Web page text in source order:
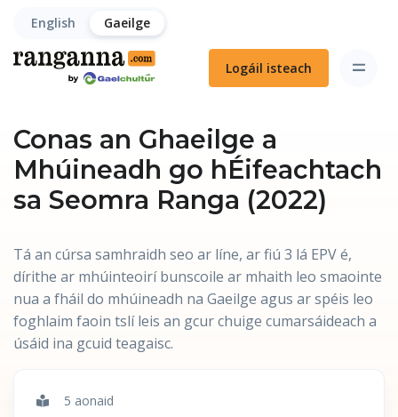
English Gaeilge
Logáil isteach
Conas an Ghaeilge a
Mhúineadh go hÉifeachtach
sa Seomra Ranga (2022)
Tá an cúrsa samhraidh seo ar líne, ar fiú 3 lá EPV é,
dírithe ar mhúinteoirí bunscoile ar mhaith leo smaointe
nua a fháil do mhúineadh na Gaeilge agus ar spéis leo
foghlaim faoin tslí leis an gcur chuige cumarsáideach a
úsáid ina gcuid teagaisc.
5 aonaid